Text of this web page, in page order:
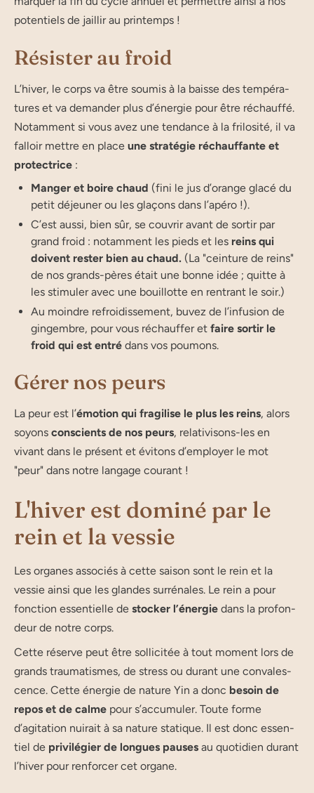
potentiels de jaillir au printemps !
Résister au froid
L’hi­ver, le corps va être sou­mis à la baisse des tem­pé­ra­
tures et va deman­der plus d’éner­gie pour être réchauf­fé.
Notam­ment si vous avez une ten­dance à la fri­lo­si­té, il va
fal­loir mettre en place une stra­té­gie réchauf­fante et
protectrice :
Man­ger et boire chaud (fini le jus d’o­range gla­cé du
petit déjeu­ner ou les gla­çons dans l’apéro !).
C’est aus­si, bien sûr, se cou­vrir avant de sor­tir par
grand froid : notam­ment les pieds et les reins qui
doivent res­ter bien au chaud. (La "cein­ture de reins"
de nos grands-pères était une bonne idée ; quitte à
les sti­mu­ler avec une bouillotte en ren­trant le soir.)
Au moindre refroi­dis­se­ment, buvez de l’in­fu­sion de
gin­gembre, pour vous réchauf­fer et faire sor­tir le
froid qui est entré dans vos poumons.
Gérer nos peurs
La peur est l’é­mo­tion qui fra­gi­lise le plus les reins, alors
soyons conscients de nos peurs, rela­ti­vi­sons-les en
vivant dans le pré­sent et évi­tons d’employer le mot
"peur" dans notre lan­gage courant !
L'hiver est dominé par le
rein et la vessie
Les organes asso­ciés à cette sai­son sont le rein et la
vessie ain­si que les glandes sur­ré­nales. Le rein a pour
fonc­tion essen­tielle de sto­cker l’énergie dans la pro­fon­
deur de notre corps.
Cette réserve peut être sol­li­ci­tée à tout moment lors de
grands traumatismes, de stress ou durant une conva­les­
cence. Cette éner­gie de nature Yin a donc besoin de
repos et de calme pour s’accumuler. Toute forme
d’agitation nui­rait à sa nature sta­tique. Il est donc essen­
tiel de pri­vi­lé­gier de longues pauses au quo­ti­dien durant
l’hiver pour ren­for­cer cet organe.